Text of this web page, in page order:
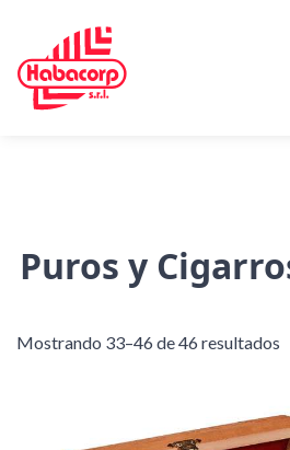
Puros y
Mostrando 33–46 de 46 resultados